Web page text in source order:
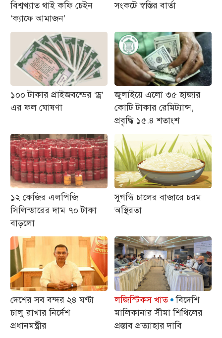
বিশ্বখ্যাত থাই কফি চেইন
‘ক্যাফে আমাজন’
সংকটে স্বস্তির বার্তা
১০০ টাকার প্রাইজবন্ডের ‘ড্র’
এর ফল ঘোষণা
জুলাইয়ে এলো ৩৫ হাজার
কোটি টাকার রেমিট্যান্স,
প্রবৃদ্ধি ১৫.৪ শতাংশ
১২ কেজির এলপিজি
সিলিন্ডারের দাম ৭০ টাকা
বাড়লো
সুগন্ধি চালের বাজারে চরম
অস্থিরতা
দেশের সব বন্দর ২৪ ঘণ্টা
চালু রাখার নির্দেশ
প্রধানমন্ত্রীর
লজিস্টিকস খাত
বিদেশি
মালিকানার সীমা শিথিলের
প্রস্তাব প্রত্যাহার দাবি